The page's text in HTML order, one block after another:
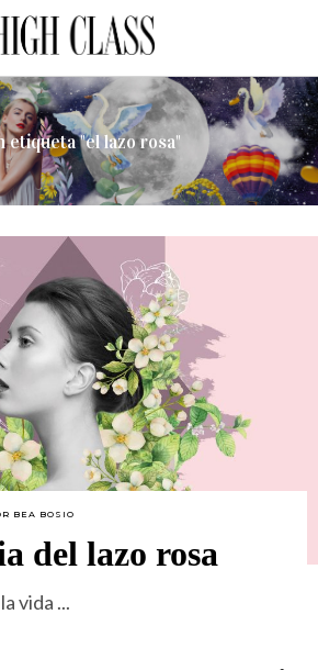
etiqueta "el lazo rosa"
BEA BOSIO
del lazo rosa
vida